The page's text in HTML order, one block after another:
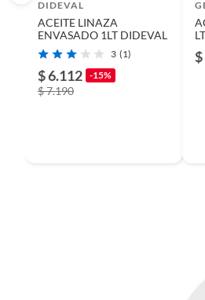
Modelo
Superficie de aplicación
DIDEVAL
ACEITE LINAZA
ENVASADO 1LT DIDEVAL
3 (1)
$ 6.112 -15%
$ 7.190